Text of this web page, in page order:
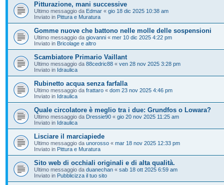
Pitturazione, mani successive
Ultimo messaggio da Edmar « gio 18 dic 2025 10:38 am
Inviato in Pittura e Muratura
Gomme nuove che battono nelle molle delle sospensioni
Ultimo messaggio da giovanni « mer 10 dic 2025 4:22 pm
Inviato in Bricolage e altro
Scambiatore Primario Vaillant
Ultimo messaggio da 88cedric88 « ven 28 nov 2025 3:28 pm
Inviato in Idraulica
Rubinetto acqua senza farfalla
Ultimo messaggio da frattaro « dom 23 nov 2025 4:46 pm
Inviato in Idraulica
Quale circolatore è meglio tra i due: Grundfos o Lowara?
Ultimo messaggio da Dressie90 « gio 20 nov 2025 11:25 am
Inviato in Idraulica
Lisciare il marciapiede
Ultimo messaggio da unorosso « mar 18 nov 2025 12:33 pm
Inviato in Pittura e Muratura
Sito web di occhiali originali e di alta qualità.
Ultimo messaggio da duanechan « sab 18 ott 2025 6:59 am
Inviato in Pubblicizza il tuo sito